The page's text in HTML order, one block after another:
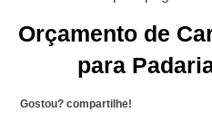
Orçamento de
para
Gostou? compartilhe!